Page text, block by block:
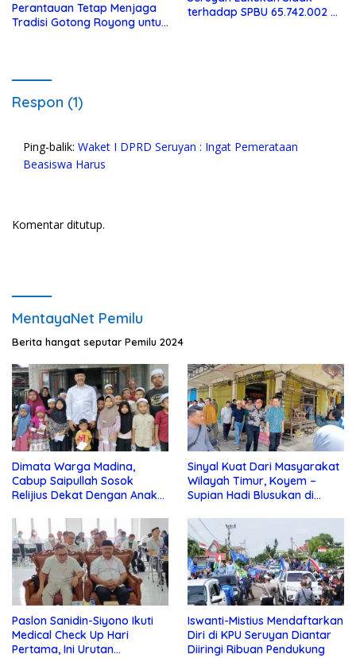
Perantauan Tetap Menjaga
Tradisi Gotong Royong untuk
terhadap SPBU 65.742.002 di
Respon (1)
Ping-balik: Waket I DPRD Seruyan : Ingat Pemerataan
Beasiswa Harus
Komentar ditutup.
MentayaNet Pemilu
Berita hangat seputar Pemilu 2024
Dimata Warga Madina,
Cabup Saipullah Sosok
Relijius Dekat Dengan Anak
Sinyal Kuat Dari Masyarakat
Wilayah Timur, Koyem –
Supian Hadi Blusukan di
Paslon Sanidin-Siyono Ikuti
Medical Check Up Hari
Pertama, Ini Urutan
Iswanti-Mistius Mendaftarkan
Diri di KPU Seruyan Diantar
Diiringi Ribuan Pendukung